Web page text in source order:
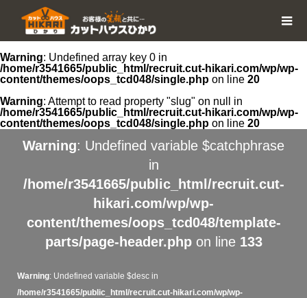
Warning: Undefined array key 0 in
/home/r3541665/public_html/recruit.cut-hikari.com/wp/wp-
content/themes/oops_tcd048/single.php on line 20
Warning: Attempt to read property "slug" on null in
/home/r3541665/public_html/recruit.cut-hikari.com/wp/wp-
content/themes/oops_tcd048/single.php on line 20
Warning: Undefined variable $catchphrase
in
/home/r3541665/public_html/recruit.cut-
hikari.com/wp/wp-
content/themes/oops_tcd048/template-
parts/page-header.phpon line 133
Warning: Undefined variable $desc in
/home/r3541665/public_html/recruit.cut-hikari.com/wp/wp-